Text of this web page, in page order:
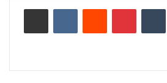
لينكدإن بينتيريست